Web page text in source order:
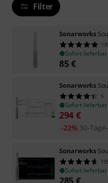
Filter
Sonarworks
Sofort lieferbar
85€
Sonarworks
5
Sofort lieferbar
294 €
30-
-22%
Sonarworks
195
Sofort lieferbar
285 €